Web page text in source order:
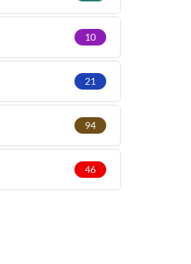
10
21
94
46